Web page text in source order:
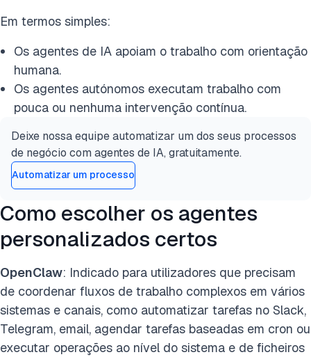
Em termos simples:
Os agentes de IA apoiam o trabalho com orientação
humana.
Os agentes autónomos executam trabalho com
pouca ou nenhuma intervenção contínua.
Deixe nossa equipe automatizar um dos seus processos
de negócio com agentes de IA, gratuitamente.
Automatizar um processo
Como escolher os agentes
personalizados certos
OpenClaw: Indicado para utilizadores que precisam
de coordenar fluxos de trabalho complexos em vários
sistemas e canais, como automatizar tarefas no Slack,
Telegram, email, agendar tarefas baseadas em cron ou
executar operações ao nível do sistema e de ficheiros